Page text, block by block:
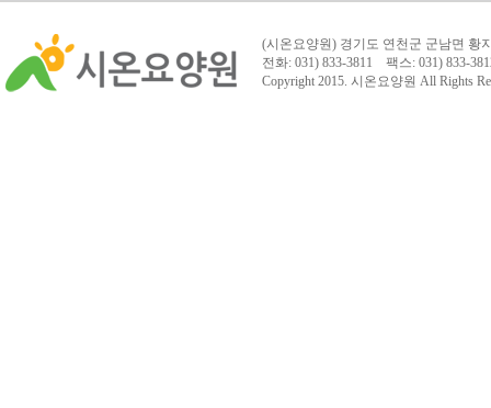
(시온요양원) 경기도 연천군 군남면 황
전화: 031) 833-3811 팩스: 031) 833-
Copyright 2015. 시온요양원 All Rights